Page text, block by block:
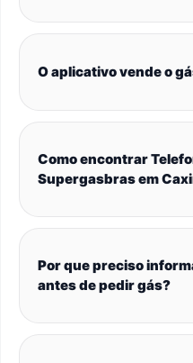
O aplicativo vende o
Como encontrar
Supergasbras em
Por que preciso
antes de pedir gás?